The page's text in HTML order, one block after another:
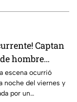
Captan
hombre
sobre el
libre para
cruzar a
escena ocurrió
noche del viernes y
por un